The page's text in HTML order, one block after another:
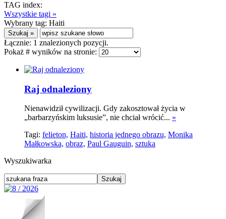
TAG index:
Wszystkie tagi »
Wybrany tag: Haiti
Łącznie: 1 znalezionych pozycji.
Pokaż # wyników na stronie:
Raj odnaleziony
Nienawidził cywilizacji. Gdy zakosztował życia w
„barbarzyńskim luksusie”, nie chciał wrócić... »
Tagi: felieton, Haiti, historia jednego obrazu, Monika
Małkowska, obraz, Paul Gauguin, sztuka
Wyszukiwarka